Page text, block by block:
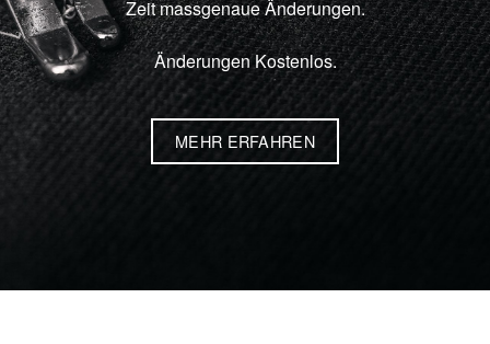
Zeit massgenaue Änderungen.
Änderungen Kostenlos.
MEHR ERFAHREN